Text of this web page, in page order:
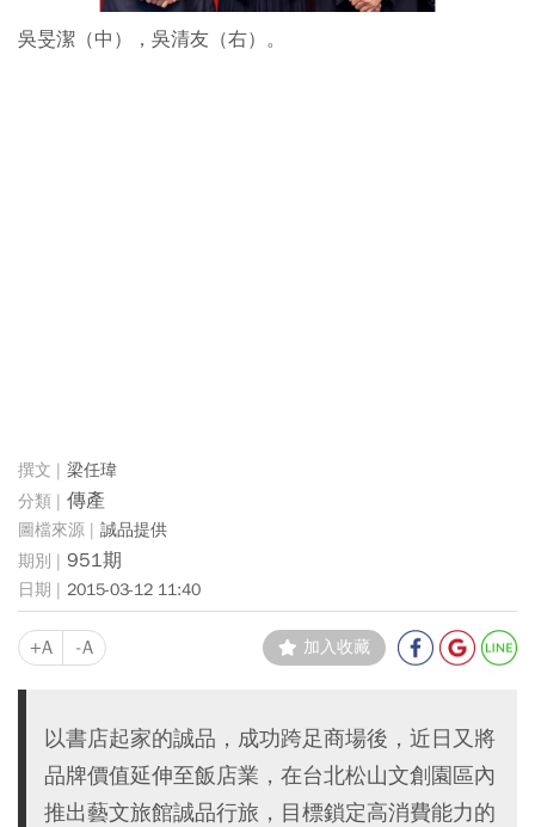
吳旻潔（中），吳清友（右）。
梁任瑋
傳產
誠品提供
951期
2015-03-12 11:40
+A -A 加入收藏
以書店起家的誠品，成功跨足商場後，近日又將
品牌價值延伸至飯店業，在台北松山文創園區內
推出藝文旅館誠品行旅，目標鎖定高消費能力的